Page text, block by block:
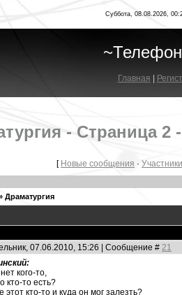
Суббота, 08.08.2026,
Главная
- Страница
[ Новые сообщения · Участники
Драматургия
07.06.2010, 15:26 | Сообщение # 21
кого-то,
кто-то есть?
этот кто-то и куда он мог залезть?